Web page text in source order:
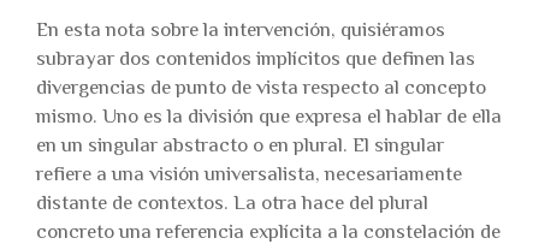
En esta nota sobre la intervención, quisiéramos
subrayar dos contenidos implícitos que definen las
divergencias de punto de vista respecto al concepto
mismo. Uno es la división que expresa el hablar de ella
en un singular abstracto o en plural. El singular
refiere a una visión universalista, necesariamente
distante de contextos. La otra hace del plural
concreto una referencia explícita a la constelación de